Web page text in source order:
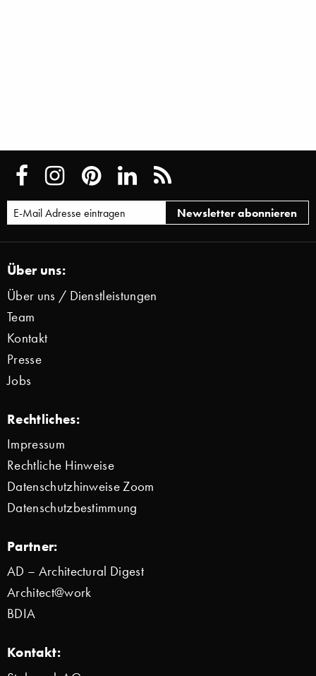
Über uns:
Über uns / Dienstleistungen
Team
Kontakt
Presse
Jobs
Rechtliches:
Impressum
Rechtliche Hinweise
Datenschutzhinweise Zoom
Datenschutzbestimmung
Partner:
AD – Architectural Digest
Architect@work
BDIA
Kontakt: